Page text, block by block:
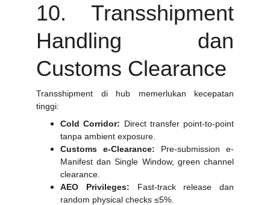
10. Transshipment
Handling dan
Customs Clearance
Transshipment di hub memerlukan kecepatan
tinggi:
Cold Corridor: Direct transfer point-to-point
tanpa ambient exposure.
Customs e-Clearance: Pre-submission e-
Manifest dan Single Window, green channel
clearance.
AEO Privileges: Fast-track release dan
random physical checks ≤5%.